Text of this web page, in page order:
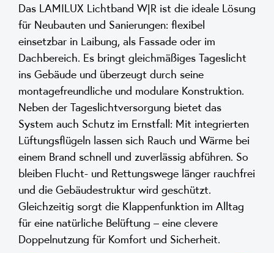
Das LAMILUX Lichtband W|R ist die ideale Lösung
für Neubauten und Sanierungen: flexibel
einsetzbar in Laibung, als Fassade oder im
Dachbereich. Es bringt gleichmäßiges Tageslicht
ins Gebäude und überzeugt durch seine
montagefreundliche und modulare Konstruktion.
Neben der Tageslichtversorgung bietet das
System auch Schutz im Ernstfall: Mit integrierten
Lüftungsflügeln lassen sich Rauch und Wärme bei
einem Brand schnell und zuverlässig abführen. So
bleiben Flucht- und Rettungswege länger rauchfrei
und die Gebäudestruktur wird geschützt.
Gleichzeitig sorgt die Klappenfunktion im Alltag
für eine natürliche Belüftung – eine clevere
Doppelnutzung für Komfort und Sicherheit.